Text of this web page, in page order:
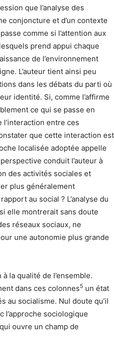
que l’analyse des
conjoncture et d’un contexte
comme si l’attention aux
prend appui chaque
de l’environnement
L’auteur tient ainsi peu
dans les débats du parti où
identité. Si, comme l’affirme
ce qui se passe en
entre ces
que cette interaction est
localisée adoptée appelle
conduit l’auteur à
des activités sociales et
plus généralement
au social ? L’analyse du
elle montrerait sans doute
réseaux sociaux, ne
une autonomie plus grande
la qualité de l’ensemble.
dans ces colonnes5 un état
au socialisme. Nul doute qu’il
l’approche sociologique
ouvre un champ de